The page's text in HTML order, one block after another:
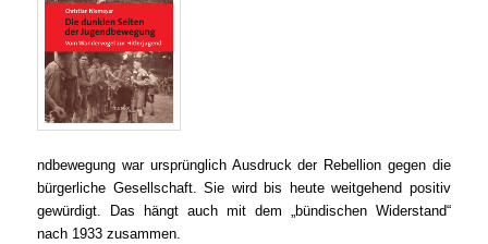
ndbewegung war ursprünglich Ausdruck der Rebellion gegen die
bürgerliche Gesellschaft. Sie wird bis heute weitgehend positiv
gewürdigt. Das hängt auch mit dem „bündischen Widerstand“
nach 1933 zusammen.